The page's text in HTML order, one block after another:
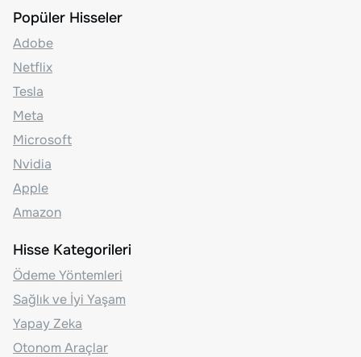
Popüler Hisseler
Adobe
Netflix
Tesla
Meta
Microsoft
Nvidia
Apple
Amazon
Hisse Kategorileri
Ödeme Yöntemleri
Sağlık ve İyi Yaşam
Yapay Zeka
Otonom Araçlar